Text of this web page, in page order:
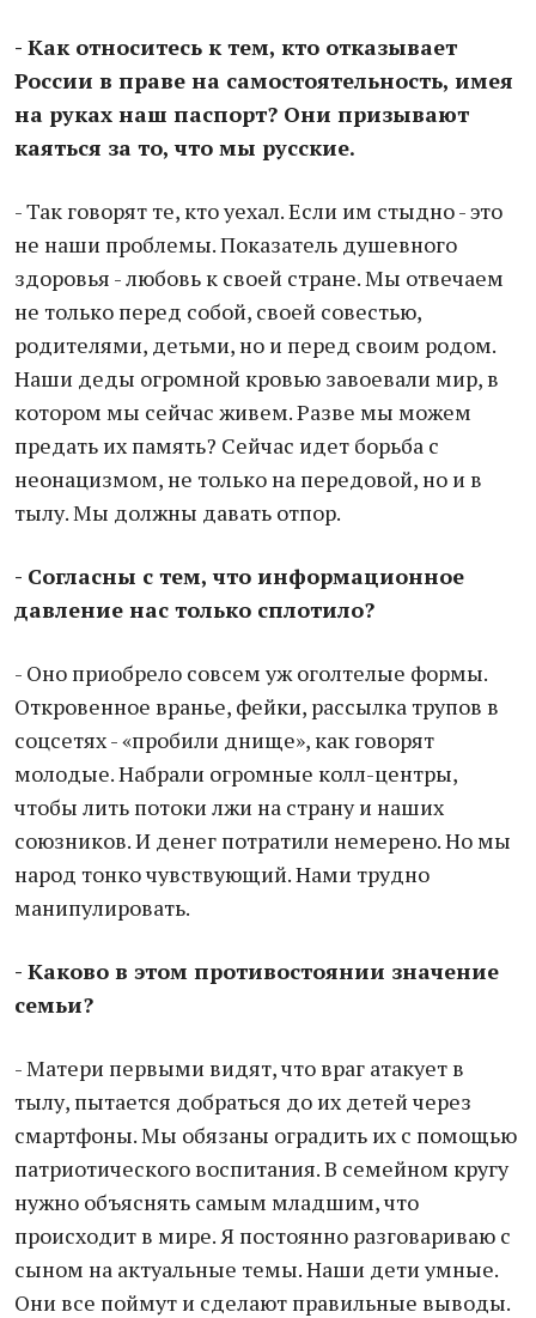
- Как относитесь к тем, кто отказывает
России в праве на самостоятельность, имея
на руках наш паспорт? Они призывают
каяться за то, что мы русские.
- Так говорят те, кто уехал. Если им стыдно - это
не наши проблемы. Показатель душевного
здоровья - любовь к своей стране. Мы отвечаем
не только перед собой, своей совестью,
родителями, детьми, но и перед своим родом.
Наши деды огромной кровью завоевали мир, в
котором мы сейчас живем. Разве мы можем
предать их память? Сейчас идет борьба с
неонацизмом, не только на передовой, но и в
тылу. Мы должны давать отпор.
- Согласны с тем, что информационное
давление нас только сплотило?
- Оно приобрело совсем уж оголтелые формы.
Откровенное вранье, фейки, рассылка трупов в
соцсетях - «пробили днище», как говорят
молодые. Набрали огромные колл-центры,
чтобы лить потоки лжи на страну и наших
союзников. И денег потратили немерено. Но мы
народ тонко чувствующий. Нами трудно
манипулировать.
- Каково в этом противостоянии значение
семьи?
- Матери первыми видят, что враг атакует в
тылу, пытается добраться до их детей через
смартфоны. Мы обязаны оградить их с помощью
патриотического воспитания. В семейном кругу
нужно объяснять самым младшим, что
происходит в мире. Я постоянно разговариваю с
сыном на актуальные темы. Наши дети умные.
Они все поймут и сделают правильные выводы.